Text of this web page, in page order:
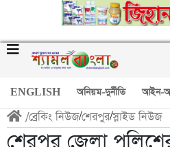
ENGLISH অনিয়ম-দুর্নীতি আইন-
/ব্রেকিং নিউজ/শেরপুর/স্লাইড নিউজ